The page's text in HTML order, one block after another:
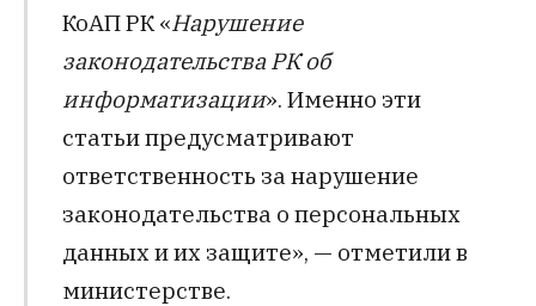
КоАП РК «Нарушение
законодательства РК об
информатизации». Именно эти
статьи предусматривают
ответственность за нарушение
законодательства о персональных
данных и их защите», — отметили в
министерстве.